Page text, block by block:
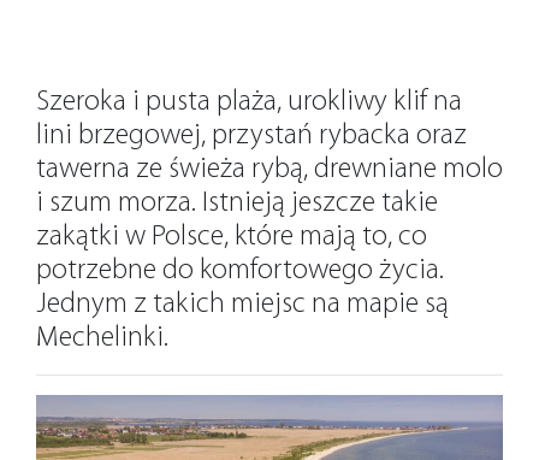
Szeroka i pusta plaża, urokliwy klif na
lini brzegowej, przystań rybacka oraz
tawerna ze świeża rybą, drewniane molo
i szum morza. Istnieją jeszcze takie
zakątki w Polsce, które mają to, co
potrzebne do komfortowego życia.
Jednym z takich miejsc na mapie są
Mechelinki.